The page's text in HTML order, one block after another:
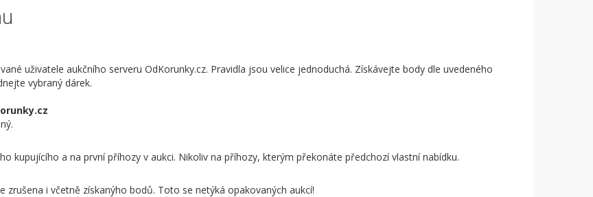
uživatele aukčního serveru OdKorunky.cz. Pravidla jsou velice jednoduchá. Získávejte body dle uvedeného
vybraný dárek.
kupujícího a na první příhozy v aukci. Nikoliv na příhozy, kterým překonáte předchozí vlastní nabídku.
zrušena i včetně získanýho bodů. Toto se netýká opakovaných aukcí!